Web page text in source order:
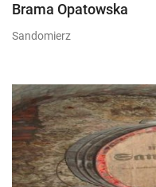
Brama Opatowska
Sandomierz